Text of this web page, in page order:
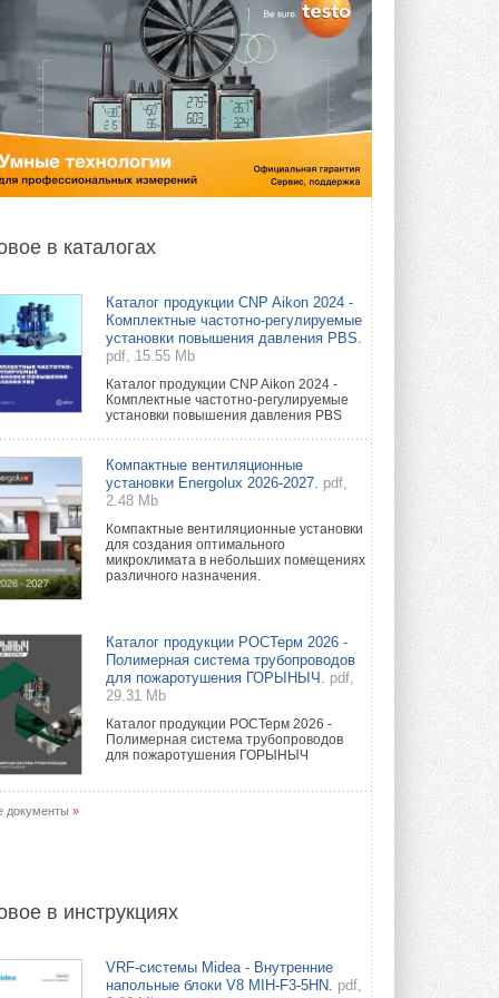
в каталогах
Каталог продукции CNP Aikon 2024 -
Комплектные частотно-регулируемые
установки повышения давления PBS.
pdf, 15.55 Mb
Каталог продукции CNP Aikon 2024 -
Комплектные частотно-регулируемые
установки повышения давления PBS
Компактные вентиляционные
установки Energolux 2026-2027. pdf,
2.48 Mb
Компактные вентиляционные установки
для создания оптимального
микроклимата в небольших помещениях
различного назначения.
Каталог продукции РОСТерм 2026 -
Полимерная система трубопроводов
для пожаротушения ГОРЫНЫЧ.
pdf,
29.31 Mb
Каталог продукции РОСТерм 2026 -
Полимерная система трубопроводов
для пожаротушения ГОРЫНЫЧ
документы »
в инструкциях
VRF-системы Midea - Внутренние
напольные блоки V8 MIH-F3-5HN. pdf,